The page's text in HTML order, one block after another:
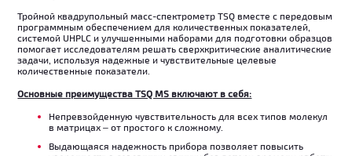
Тройной квадрупольный масс-спектрометр TSQ вместе с передовым
программным обеспечением для количественных показателей,
системой UHPLC и улучшенными наборами для подготовки образцов
помогает исследователям решать сверхкритические аналитические
задачи, используя надежные и чувствительные целевые
количественные показатели.
Основные преимущества TSQ MS включают в себя:
Непревзойденную чувствительность для всех типов молекул
в матрицах – от простого к сложному.
Выдающаяся надежность прибора позволяет повысить